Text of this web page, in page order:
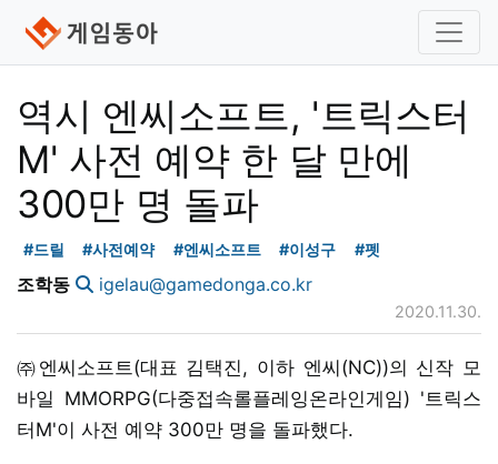
역시 엔씨소프트, '트릭스터
M' 사전 예약 한 달 만에
300만 명 돌파
#드릴 #사전예약 #엔씨소프트 #이성구 #펫
조학동 igelau@gamedonga.co.kr
2020.11.30.
㈜엔씨소프트(대표 김택진, 이하 엔씨(NC))의 신작 모
바일 MMORPG(다중접속롤플레잉온라인게임) '트릭스
터M'이 사전 예약 300만 명을 돌파했다.